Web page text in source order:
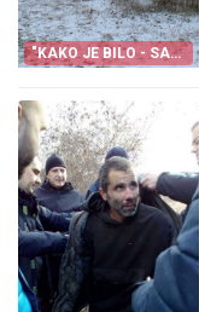
"KAKO JE BILO - SAD
JE SUPER"